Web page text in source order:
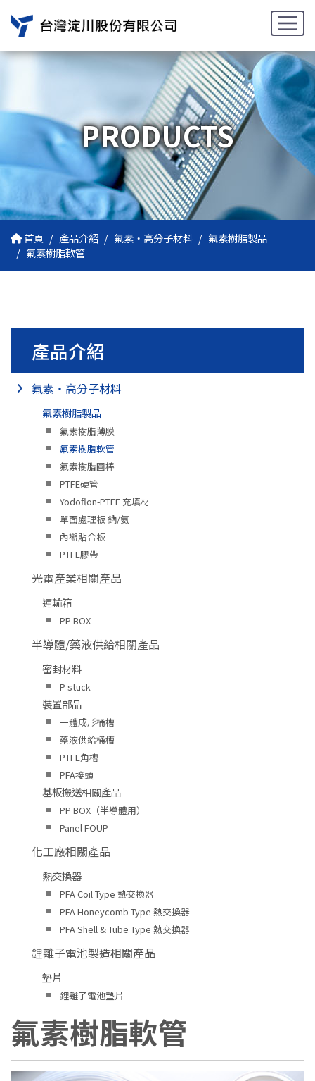
PRODUCTS
首頁 產品介紹 氟素・高分子材料
氟素樹脂製品
氟素樹脂軟管
產品介紹
氟素・高分子材料
氟素樹脂製品
氟素樹脂薄膜
氟素樹脂軟管
氟素樹脂圓棒
PTFE硬管
Yodoflon-PTFE 充填材
單面處理板 鈉/氨
內襯貼合板
PTFE膠帶
光電產業相關產品
運輸箱
PP BOX
半導體/藥液供給相關產品
密封材料
P-stuck
裝置部品
一體成形桶槽
藥液供給桶槽
PTFE角槽
PFA接頭
基板搬送相關產品
PP BOX（半導體用）
Panel FOUP
化工廠相關產品
熱交換器
PFA Coil Type 熱交換器
PFA Honeycomb Type 熱交換器
PFA Shell & Tube Type 熱交換器
鋰離子電池製造相關產品
墊片
鋰離子電池墊片
氟素樹脂軟管